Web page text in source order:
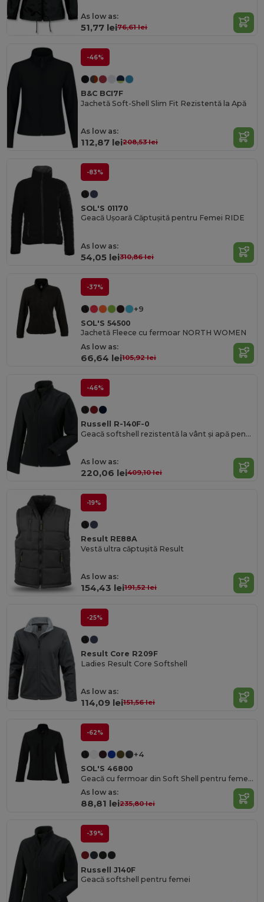
As low as:
51,77 lei76,61 lei
-46%
B&C BCI7F
Jachetă Soft-Shell Slim Fit Rezistentă la Apă
As low as:
112,87 lei208,53 lei
-83%
SOL'S 01170
Geacă Ușoară Căptușită pentru Femei RIDE
As low as:
54,05 lei310,86 lei
-37%
+9
SOL'S 54500
Jachetă Fleece cu fermoar NORTH WOMEN
As low as:
66,64 lei105,92 lei
-46%
Russell R-140F-0
Geacă softshell rezistentă la vânt și apă pentru femei
As low as:
220,06 lei409,10 lei
-19%
Result RE88A
Vestă ultra căptușită Result
As low as:
154,43 lei191,52 lei
-25%
Result Core R209F
Ladies Result Core Softshell
As low as:
114,09 lei151,56 lei
-62%
+4
SOL'S 46800
Geacă cu fermoar din Soft Shell pentru femei ROXY
As low as:
88,81 lei235,80 lei
-39%
Russell J140F
Geacă softshell pentru femei